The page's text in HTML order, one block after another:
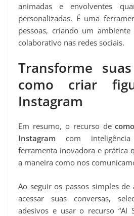
animadas e envolventes
personalizadas. É uma
pessoas, criando um
colaborativo nas redes sociais.
Transforme
como criar
Instagram
Em resumo, o recurso de
Instagram com
ferramenta inovadora e prática
a maneira como nos
Ao seguir os passos simples
acessar suas conversas,
adesivos e usar o recurso “AI